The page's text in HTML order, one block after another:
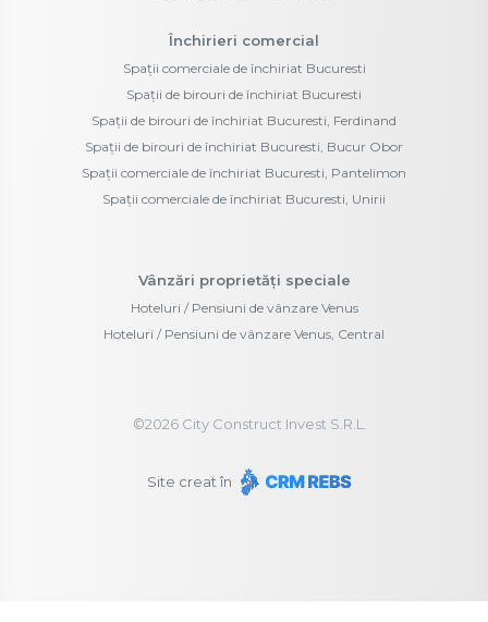
Închirieri comercial
Spații comerciale de închiriat Bucuresti
Spații de birouri de închiriat Bucuresti
Spații de birouri de închiriat Bucuresti, Ferdinand
Spații de birouri de închiriat Bucuresti, Bucur Obor
Spații comerciale de închiriat Bucuresti, Pantelimon
Spații comerciale de închiriat Bucuresti, Unirii
Vânzări proprietăți speciale
Hoteluri / Pensiuni de vânzare Venus
Hoteluri / Pensiuni de vânzare Venus, Central
©2026City Construct Invest S.R.L.
Site creat în